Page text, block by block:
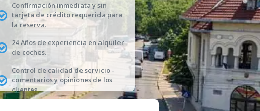
Confirmación inmediata y sin
tarjeta de crédito requerida para
la reserva.
24 Años de experiencia en alquiler
de coches.
Control de calidad de servicio -
comentarios y opiniones de los
clientes.